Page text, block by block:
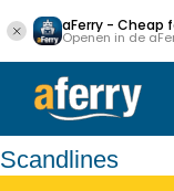
aFerry - Cheap
Openen in de
Scandlines